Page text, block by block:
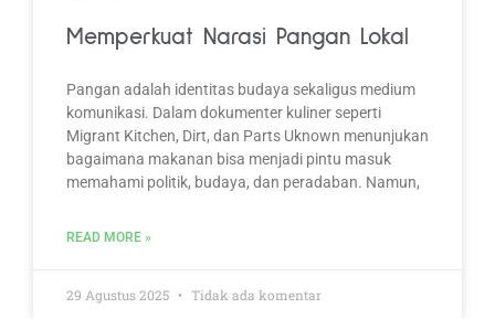
Memperkuat Narasi Pangan Lokal
Pangan adalah identitas budaya sekaligus medium
komunikasi. Dalam dokumenter kuliner seperti
Migrant Kitchen, Dirt, dan Parts Uknown menunjukan
bagaimana makanan bisa menjadi pintu masuk
memahami politik, budaya, dan peradaban. Namun,
READ MORE »
29 Agustus 2025 Tidak ada komentar